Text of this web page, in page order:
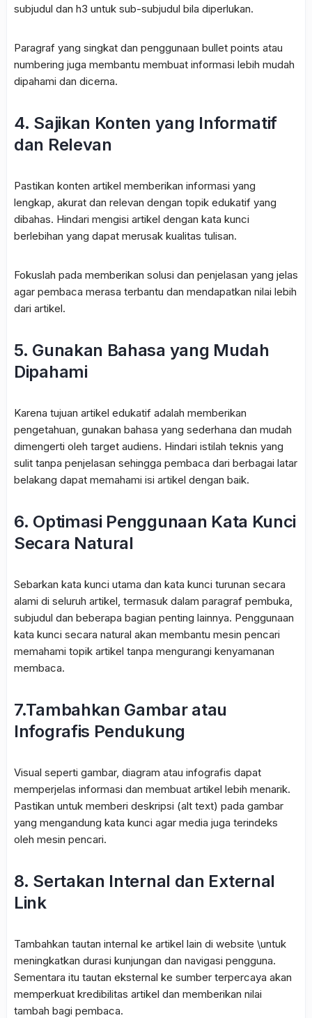
subjudul dan h3 untuk sub-subjudul bila diperlukan.
Paragraf yang singkat dan penggunaan bullet points atau
numbering juga membantu membuat informasi lebih mudah
dipahami dan dicerna.
4. Sajikan Konten yang Informatif
dan Relevan
Pastikan konten artikel memberikan informasi yang
lengkap, akurat dan relevan dengan topik edukatif yang
dibahas. Hindari mengisi artikel dengan kata kunci
berlebihan yang dapat merusak kualitas tulisan.
Fokuslah pada memberikan solusi dan penjelasan yang jelas
agar pembaca merasa terbantu dan mendapatkan nilai lebih
dari artikel.
5. Gunakan Bahasa yang Mudah
Dipahami
Karena tujuan artikel edukatif adalah memberikan
pengetahuan, gunakan bahasa yang sederhana dan mudah
dimengerti oleh target audiens. Hindari istilah teknis yang
sulit tanpa penjelasan sehingga pembaca dari berbagai latar
belakang dapat memahami isi artikel dengan baik.
6. Optimasi Penggunaan Kata Kunci
Secara Natural
Sebarkan kata kunci utama dan kata kunci turunan secara
alami di seluruh artikel, termasuk dalam paragraf pembuka,
subjudul dan beberapa bagian penting lainnya. Penggunaan
kata kunci secara natural akan membantu mesin pencari
memahami topik artikel tanpa mengurangi kenyamanan
membaca.
7.Tambahkan Gambar atau
Infografis Pendukung
Visual seperti gambar, diagram atau infografis dapat
memperjelas informasi dan membuat artikel lebih menarik.
Pastikan untuk memberi deskripsi (alt text) pada gambar
yang mengandung kata kunci agar media juga terindeks
oleh mesin pencari.
8. Sertakan Internal dan External
Link
Tambahkan tautan internal ke artikel lain di website \untuk
meningkatkan durasi kunjungan dan navigasi pengguna.
Sementara itu tautan eksternal ke sumber terpercaya akan
memperkuat kredibilitas artikel dan memberikan nilai
tambah bagi pembaca.